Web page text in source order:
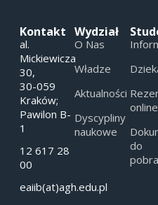
Kontakt
al.
Mickiewicza
30,
30-059
Kraków;
Pawilon B-
1
12 617 28
00
eaiib(at)agh.edu.pl
Wydział
O Nas
Władze
Aktualności
Dyscypliny
naukowe
online
do